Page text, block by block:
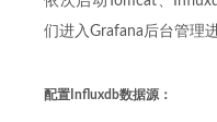
们进入Grafana后台管理
配置Influxdb数据源：